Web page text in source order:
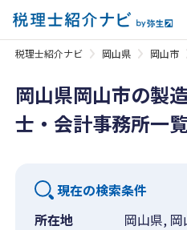
税理士紹介ナビ 岡山県 岡山市
岡山県岡山市の製
士・会計事務所一
現在の検索条件
所在地
岡山県, 岡